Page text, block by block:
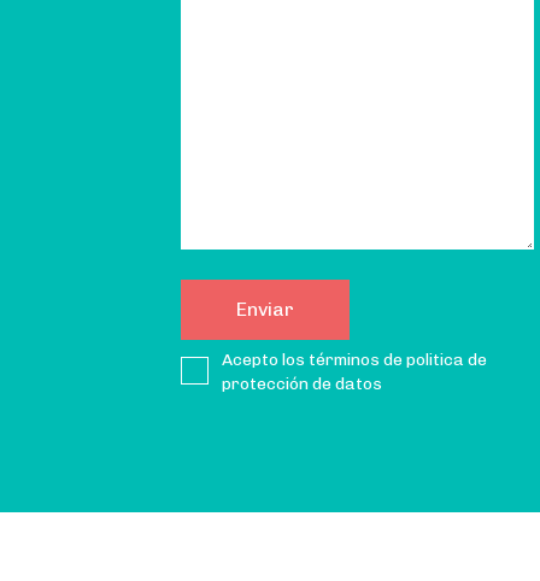
Acepto los términos de politica de
protección de datos